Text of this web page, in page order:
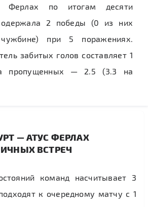
Ферлах по итогам десяти
2 победы (0 из них
при 5 поражениях.
забитых голов составляет 1
пропущенных — 2.5 (3.3 на
— АТУС ФЕРЛАХ
ВСТРЕЧ
команд насчитывает 3
к очередному матчу с 1